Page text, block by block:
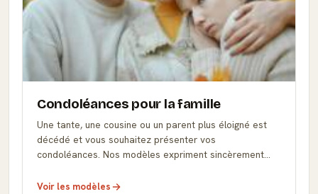
Condoléances pour la famille
Une tante, une cousine ou un parent plus éloigné est
décédé et vous souhaitez présenter vos
condoléances. Nos modèles expriment sincèrement
Word.
Voir les modèles